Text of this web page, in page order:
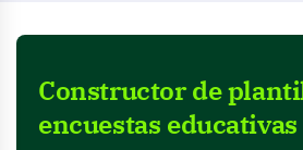
Constructor de
encuestas educativas